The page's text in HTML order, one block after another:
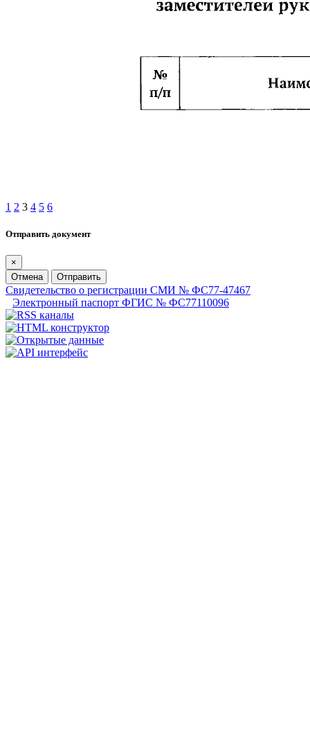
1 2 3 4 5 6
Отправить документ
×
Отмена
Отправить
Свидетельство о регистрации СМИ № ФС77-47467
Электронный паспорт ФГИС № ФС77110096